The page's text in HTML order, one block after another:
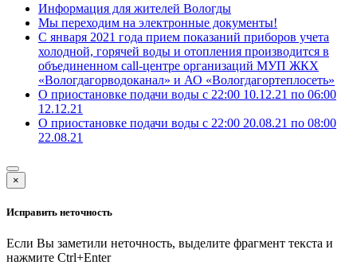
Информация для жителей Вологды
Мы переходим на электронные документы!
С января 2021 года прием показаний приборов учета
холодной, горячей воды и отопления производится в
объединенном call-центре организаций МУП ЖКХ
«Вологдагорводоканал» и АО «Вологдагортеплосеть»
О приостановке подачи воды с 22:00 10.12.21 по 06:00
12.12.21
О приостановке подачи воды с 22:00 20.08.21 по 08:00
22.08.21
×
Исправить неточность
Если Вы заметили неточность, выделите фрагмент текста и
нажмите Ctrl+Enter